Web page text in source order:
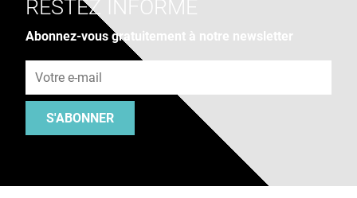
RESTEZ INFORMÉ
Abonnez-vous gratuitement à notre newsletter
S'ABONNER